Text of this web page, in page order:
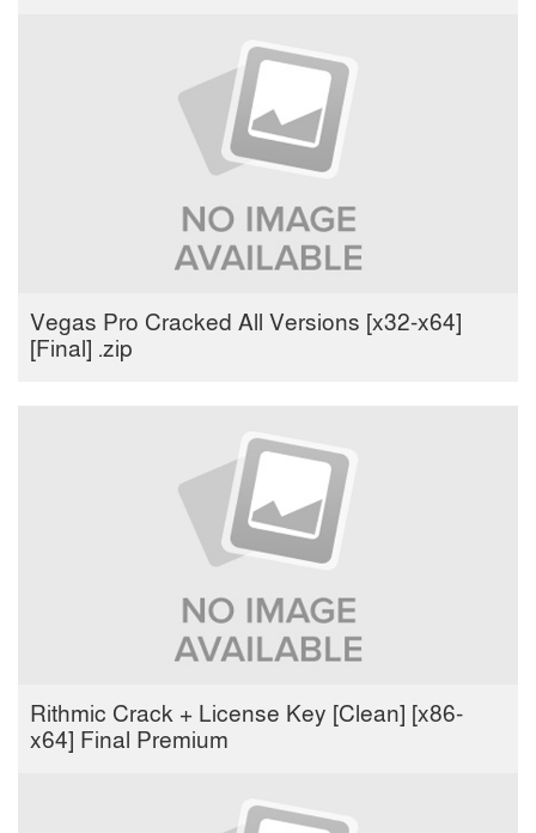
Vegas Pro Cracked All Versions [x32-x64]
[Final] .zip
Rithmic Crack + License Key [Clean] [x86-
x64] Final Premium